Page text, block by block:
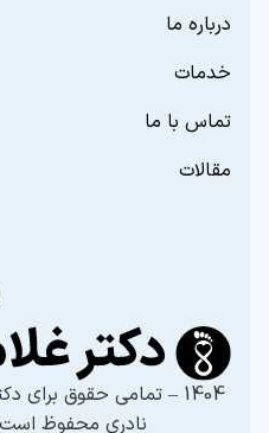
درباره ما
خدمات
تماس با ما
مقالات
1404 – تمامی حقوق برای
نادری محفوظ است